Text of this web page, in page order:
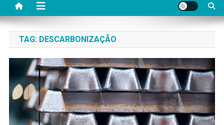
TAG: DESCARBONIZAÇÃO